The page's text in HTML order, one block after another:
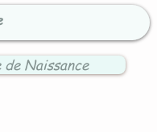
Naissance